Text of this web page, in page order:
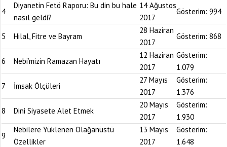
4
Diyanetin Fetö Raporu: Bu din bu hale
nasıl geldi?
14 Ağustos
2017
Gösterim: 994
5 Hilal, Fitre ve Bayram
28 Haziran
2017
Gösterim: 868
6 Nebi’mizin Ramazan Hayatı
12 Haziran
2017
Gösterim:
1.079
7
İmsak Ölçüleri
27 Mayıs
2017
Gösterim:
1.376
8
Dini Siyasete Alet Etmek
20 Mayıs
2017
Gösterim:
1.930
9
Nebilere Yüklenen Olağanüstü
Özellikler
13 Mayıs
2017
Gösterim:
1.648